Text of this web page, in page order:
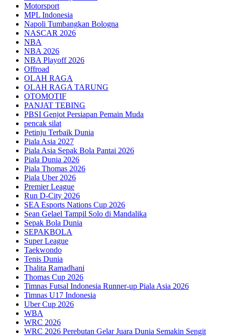
Motorsport
MPL Indonesia
Napoli Tumbangkan Bologna
NASCAR 2026
NBA
NBA 2026
NBA Playoff 2026
Offroad
OLAH RAGA
OLAH RAGA TARUNG
OTOMOTIF
PANJAT TEBING
PBSI Genjot Persiapan Pemain Muda
pencak silat
Petinju Terbaik Dunia
Piala Asia 2027
Piala Asia Sepak Bola Pantai 2026
Piala Dunia 2026
Piala Thomas 2026
Piala Uber 2026
Premier League
Run D-City 2026
SEA Esports Nations Cup 2026
Sean Gelael Tampil Solo di Mandalika
Sepak Bola Dunia
SEPAKBOLA
Super League
Taekwondo
Tenis Dunia
Thalita Ramadhani
Thomas Cup 2026
Timnas Futsal Indonesia Runner-up Piala Asia 2026
Timnas U17 Indonesia
Uber Cup 2026
WBA
WRC 2026
WRC 2026 Perebutan Gelar Juara Dunia Semakin Sengit